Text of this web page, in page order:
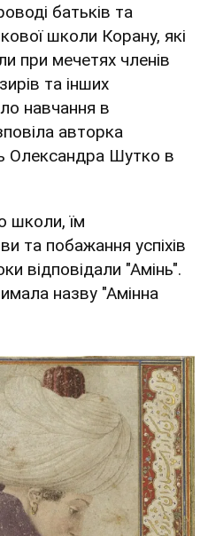
батьків та
школи Корану, які
при мечетях членів
та інших
навчання в
авторка
Олександра Шутко в
школи, їм
та побажання успіхів
відповідали "Амінь".
назву "Амінна